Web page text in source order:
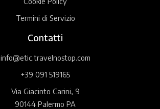
Termini di Servizio
Contatti
info@etic.travelnostop.com
+39 091 519165
Via Giacinto Carini, 9
90144 Palermo PA